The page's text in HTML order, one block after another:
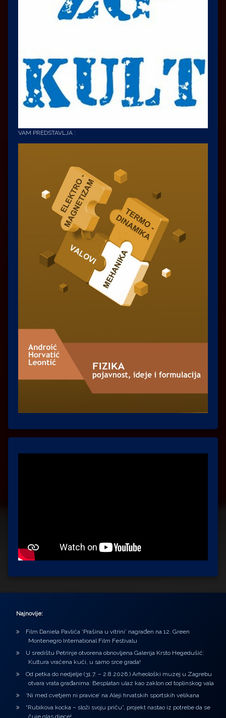
VAM PREDSTAVLJA :
Najnovije:
Film Daniela Pavlića ‘Prašina u vitrini’ nagrađen na 12. Green
Montenegro International Film Festivalu
U središtu Petrinje otvorena obnovljena Galerija Krsto Hegedušić:
Kultura vraćena kući, u samo srce grada!
Od petka do nedjelje (31.7. – 2.8.2026.) Arheološki muzej u Zagrebu
otvara vrata građanima: Besplatan ulaz kao zaklon od toplinskog vala
‘Ni med cvetjem ni pravice’ na Aleji hrvatskih sportskih velikana
“Rubikova kocka – složi svoju priču”, projekt nastao iz potrebe da se
čuje glas djece!